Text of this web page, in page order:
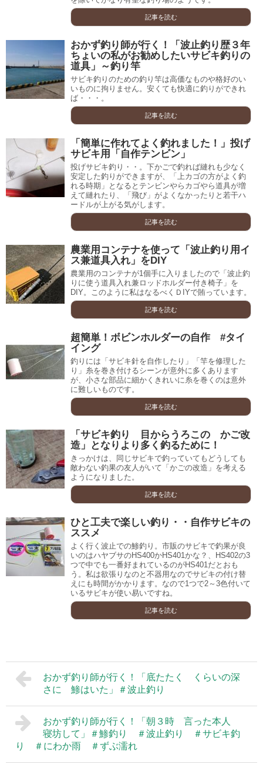
記事を読む
おかず釣り師が行く！「波止釣り歴３年
ちょいの私がお勧めしたいサビキ釣りの
道具」～釣り竿
サビキ釣りのための釣り竿は高価なものや格好のい
いものに拘りません。安くても快適に釣りができれ
ば・・・。
記事を読む
「簡単に作れてよく釣れました！」投げ
サビキ用「自作テンビン」
投げサビキ釣り・・。下かごで釣れば縺れも少なく
安定した釣りができますが、「上カゴの方がよく釣
れる時期」となるとテンビンやらカゴやら道具が増
えて縺れたり、「飛び」がよくなかったりと若干ハ
ードルが上がる気がします。
記事を読む
農業用コンテナを使って「波止釣り用イ
ス兼道具入れ」をDIY
農業用のコンテナが1個手に入りましたので「波止釣
りに使う道具入れ兼ロッドホルダー付き椅子」を
DIY。このように私はなるべくＤIYで賄っています。
記事を読む
超簡単！ボビンホルダーの自作 #タイ
イング
釣りには「サビキ針を自作したり」「竿を修理した
り」糸を巻き付けるシーンが意外に多くあります
が、小さな部品に細かくきれいに糸を巻くのは意外
に難しいものです。
記事を読む
「サビキ釣り 目からうろこの かご改
造」となりより多く釣るために！
きっかけは、同じサビキで釣っていてもどうしても
敵わない釣果の友人がいて「かごの改造」を考える
ようになりました。
記事を読む
ひと工夫で楽しい釣り・・自作サビキの
ススメ
よく行く波止での鯵釣り。市販のサビキで釣果が良
いのはハヤブサのHS400かHS401かな？、HS402の3
つで中でも一番好まれているのがHS401だとおも
う。私は欲張りなのと不器用なのでサビキの付け替
えにも時間がかかります。なので1つで2～3色付いて
いるサビキが使い易いですね。
記事を読む
おかず釣り師が行く！「底たたく くらいの深
さに 鯵はいた」＃波止釣り
おかず釣り師が行く！「朝３時 言った本人
寝坊して」＃鯵釣り ＃波止釣り ＃サビキ釣
り ＃にわか雨 ＃ずぶ濡れ